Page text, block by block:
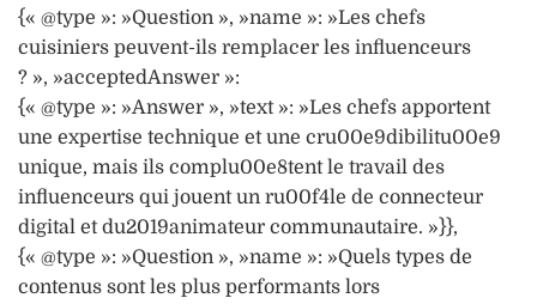
{« @type »: »Question », »name »: »Les chefs
cuisiniers peuvent-ils remplacer les influenceurs
? », »acceptedAnswer »:
{« @type »: »Answer », »text »: »Les chefs apportent
une expertise technique et une cru00e9dibilitu00e9
unique, mais ils complu00e8tent le travail des
influenceurs qui jouent un ru00f4le de connecteur
digital et du2019animateur communautaire. »}},
{« @type »: »Question », »name »: »Quels types de
contenus sont les plus performants lors